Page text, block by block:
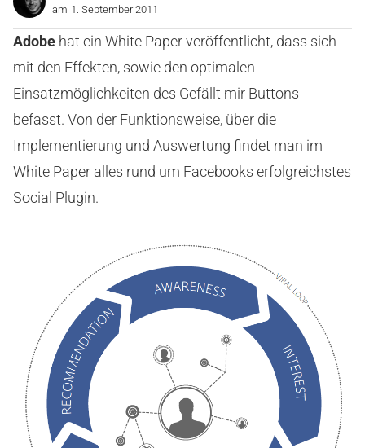
am 1. September 2011
Adobe hat ein White Paper veröffentlicht, dass sich
mit den Effekten, sowie den optimalen
Einsatzmöglichkeiten des Gefällt mir Buttons
befasst. Von der Funktionsweise, über die
Implementierung und Auswertung findet man im
White Paper alles rund um Facebooks erfolgreichstes
Social Plugin.